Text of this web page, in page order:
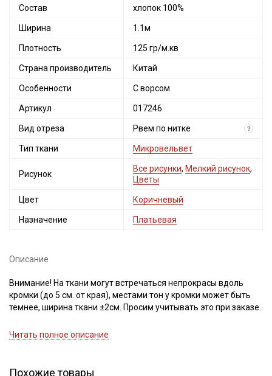
Состав хлопок 100%
Ширина 1.1м
Плотность 125 гр/м.кв
Страна производитель Китай
Особенности С ворсом
Артикул 017246
Вид отреза Рвем по нитке ?
Тип ткани Микровельвет
Рисунок
Все рисунки, Мелкий рисунок,
Цветы
Цвет Коричневый
Назначение Платьевая
Описание
Внимание! На ткани могут встречаться непрокрасы вдоль
кромки (до 5 см. от края), местами тон у кромки может быть
темнее, ширина ткани ±2см. Просим учитывать это при заказе.
Микровельвет - плотный, мягкий, приятный на ощупь
хлопчатобумажного ворса.
Читать полное описание
Похожие товары